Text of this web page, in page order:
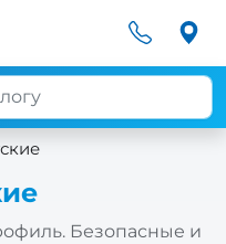
Безопасные и